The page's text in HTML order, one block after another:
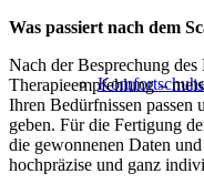
Was passiert nach dem
Nach der Besprechung des
Therapieempfehlung –
Ihren Bedürfnissen passen
geben. Für die Fertigung
die gewonnenen Daten
hochpräzise und ganz